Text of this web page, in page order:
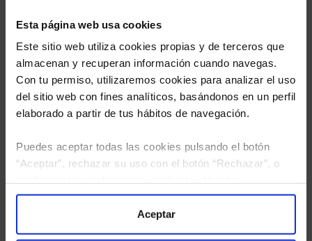
Esta página web usa cookies
Este sitio web utiliza cookies propias y de terceros que
almacenan y recuperan información cuando navegas.
Con tu permiso, utilizaremos cookies para analizar el uso
del sitio web con fines analíticos, basándonos en un perfil
elaborado a partir de tus hábitos de navegación.
Puedes aceptar todas las cookies pulsando el botón
“Aceptar”, rechazar su uso con el botón “Rechazar”, o
“Configuración”. Consulta nuestraPolítica
para más información.
Aceptar
He leído
tratamiento de mis datos personales.